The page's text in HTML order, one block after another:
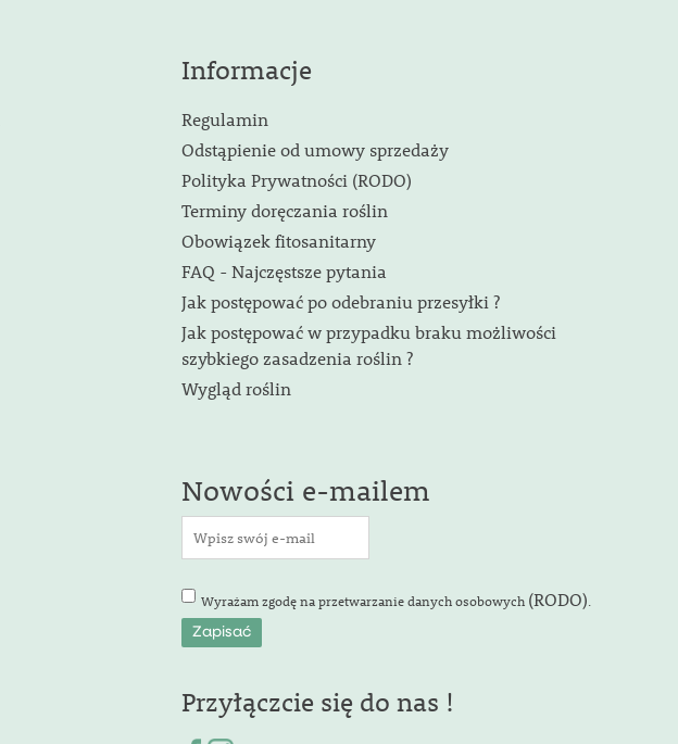
Informacje
Regulamin
Odstąpienie od umowy sprzedaży
Polityka Prywatności (RODO)
Terminy doręczania roślin
Obowiązek fitosanitarny
FAQ - Najczęstsze pytania
Jak postępować po odebraniu przesyłki ?
Jak postępować w przypadku braku możliwości
szybkiego zasadzenia roślin ?
Wygląd roślin
Nowości e-mailem
Wyrażam zgodę na przetwarzanie danych osobowych (RODO)
Przyłączcie się do nas !